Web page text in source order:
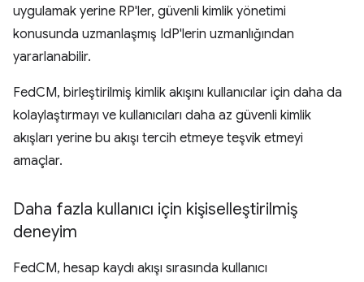
uygulamak yerine RP'ler, güvenli kimlik yönetimi
konusunda uzmanlaşmış IdP'lerin uzmanlığından
yararlanabilir.
FedCM, birleştirilmiş kimlik akışını kullanıcılar için daha da
kolaylaştırmayı ve kullanıcıları daha az güvenli kimlik
akışları yerine bu akışı tercih etmeye teşvik etmeyi
amaçlar.
Daha fazla kullanıcı için kişiselleştirilmiş
deneyim
FedCM, hesap kaydı akışı sırasında kullanıcı